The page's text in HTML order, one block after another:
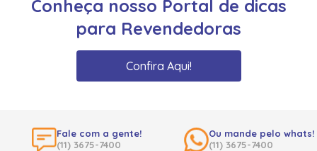
Conheça nosso Portal de dicas
para Revendedoras
Confira Aqui!
Fale com a gente!
(11) 3675-7400
Ou mande pelo whats!
(11) 3675-7400